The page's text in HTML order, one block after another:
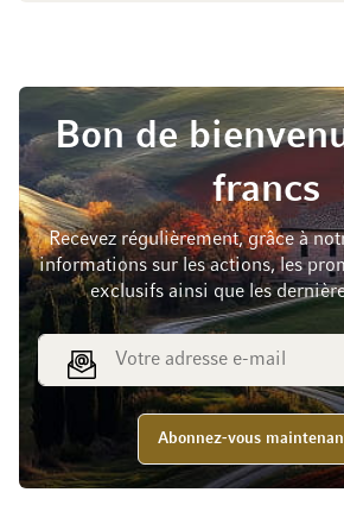
Bon de
francs
Recevez régulièrement, grâce à
informations sur les actions, les
exclusifs ainsi que les
Adresse e-mail
Abonnez-vous